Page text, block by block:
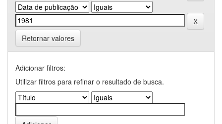
Retornar valores
Adicionar filtros:
Utilizar filtros para refinar o resultado de busca.